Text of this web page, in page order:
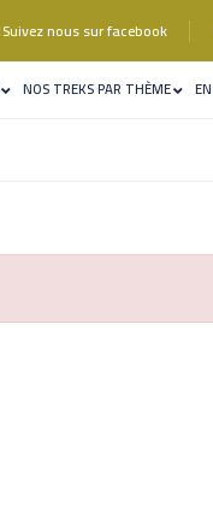
Suivez nous sur facebook
NOS TREKS PAR THÈME